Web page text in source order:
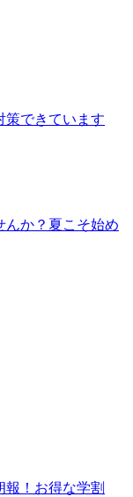
策できています
んか？夏こそ始め
報！お得な学割